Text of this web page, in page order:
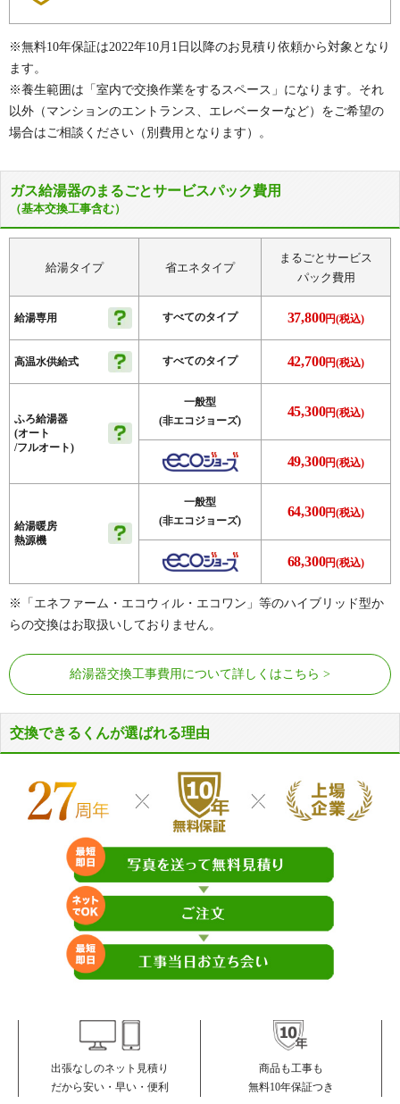
※無料10年保証は2022年10月1日以降のお見積り依頼から対象となり
ます。
※養生範囲は「室内で交換作業をするスペース」になります。それ
以外（マンションのエントランス、エレベーターなど）をご希望の
場合はご相談ください（別費用となります）。
ガス給湯器のまるごとサービスパック費用
（基本交換工事含む）
給湯タイプ 省エネタイプ
まるごとサービス
パック費用
給湯専用 すべてのタイプ 37,800円(税込)
高温水供給式 すべてのタイプ 42,700円(税込)
ふろ給湯器
(オート
/フルオート)
一般型
(非エコジョーズ)
45,300円(税込)
49,300円(税込)
給湯暖房
熱源機
一般型
(非エコジョーズ)
64,300円(税込)
68,300円(税込)
※「エネファーム・エコウィル・エコワン」等のハイブリッド型か
らの交換はお取扱いしておりません。
給湯器交換工事費用について詳しくはこちら
交換できるくんが選ばれる理由
出張なしのネット見積り
だから安い・早い・便利
商品も工事も
無料10年保証つき